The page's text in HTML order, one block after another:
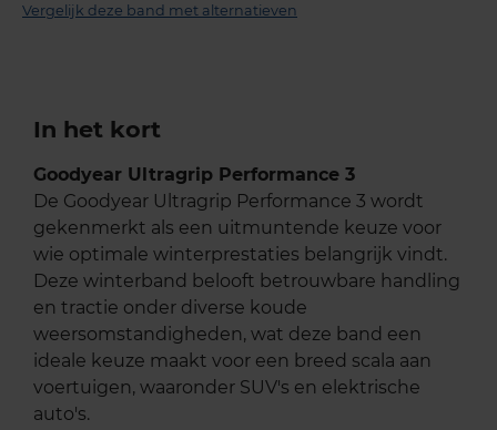
Vergelijk deze band met alternatieven
In het kort
Goodyear Ultragrip Performance 3
De Goodyear Ultragrip Performance 3 wordt
gekenmerkt als een uitmuntende keuze voor
wie optimale winterprestaties belangrijk vindt.
Deze winterband belooft betrouwbare handling
en tractie onder diverse koude
weersomstandigheden, wat deze band een
ideale keuze maakt voor een breed scala aan
voertuigen, waaronder SUV's en elektrische
auto's.